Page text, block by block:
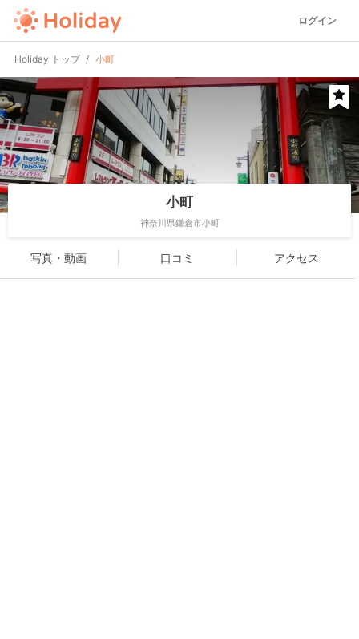
ログイン
Holiday トップ 小町
小町
神奈川県鎌倉市小町
写真・動画 口コミ アクセス